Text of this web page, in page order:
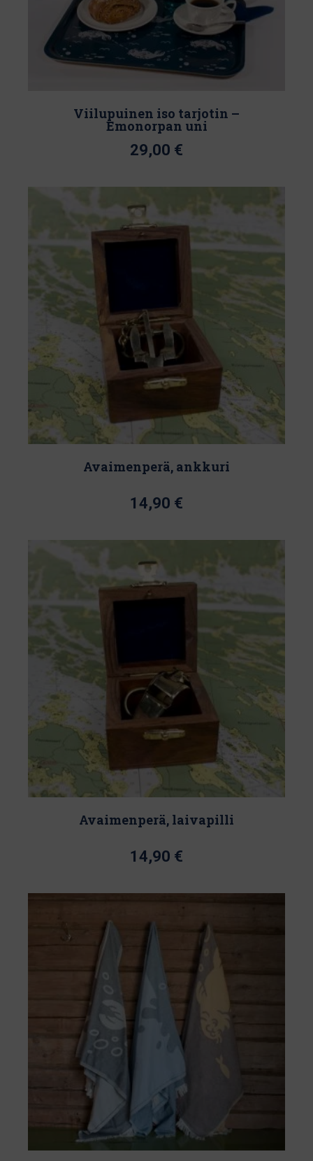
Viilupuinen iso tarjotin –
Emonorpan uni
29,00 €
useampi
muunnelma.
tuotteen
sivulla.
Avaimenperä, ankkuri
14,90 €
Avaimenperä, laivapilli
14,90 €